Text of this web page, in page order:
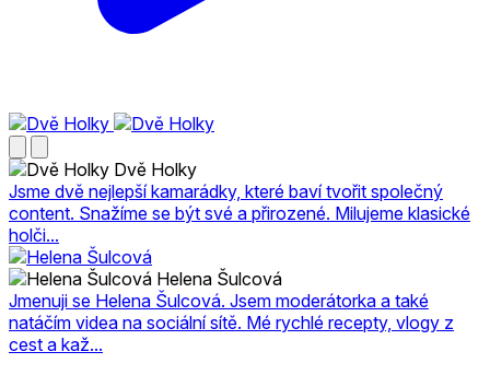
Dvě Holky
Jsme dvě nejlepší kamarádky, které baví tvořit společný
content. Snažíme se být své a přirozené. Milujeme klasické
holči...
Helena Šulcová
Jmenuji se Helena Šulcová. Jsem moderátorka a také
natáčím videa na sociální sítě. Mé rychlé recepty, vlogy z
cest a kaž...